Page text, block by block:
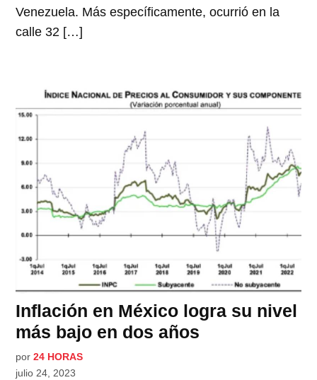
Venezuela. Más específicamente, ocurrió en la
calle 32 […]
Inflación en México logra su nivel
más bajo en dos años
por 24 HORAS
julio 24, 2023